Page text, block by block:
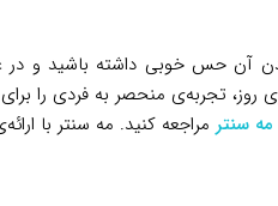
آن حس خوبی داشته باشید و در
روز، تجربه‌ی منحصر به فردی را
مه سنتر مراجعه کنید. مه سنتر با